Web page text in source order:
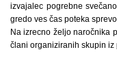
izvajalec pogrebne
gredo ves čas poteka
Na izrecno željo naročnika
člani organiziranih skupin iz